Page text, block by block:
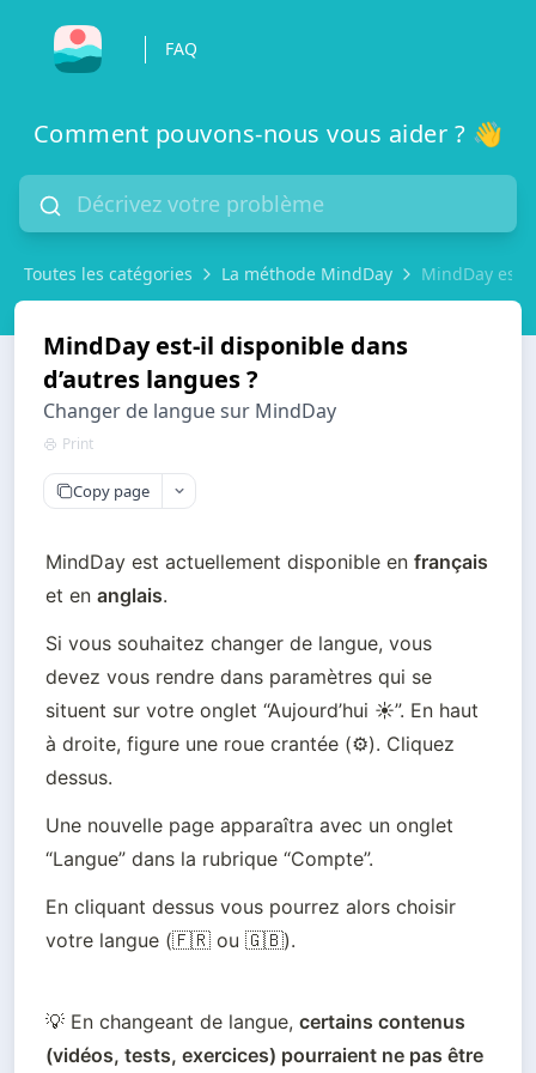
FAQ
Comment pouvons-nous vous aider ? 👋
Toutes les catégories La méthode MindDay MindDay est-
MindDay est-il disponible dans
d’autres langues ?
Changer de langue sur MindDay
Print
Copy page
MindDay est actuellement disponible en français
et en anglais.
Si vous souhaitez changer de langue, vous
devez vous rendre dans paramètres qui se
situent sur votre onglet “Aujourd’hui ☀️”. En haut
à droite, figure une roue crantée (⚙️). Cliquez
dessus.
Une nouvelle page apparaîtra avec un onglet
“Langue” dans la rubrique “Compte”.
En cliquant dessus vous pourrez alors choisir
votre langue (🇫🇷 ou 🇬🇧).
💡 En changeant de langue, certains contenus
(vidéos, tests, exercices) pourraient ne pas être